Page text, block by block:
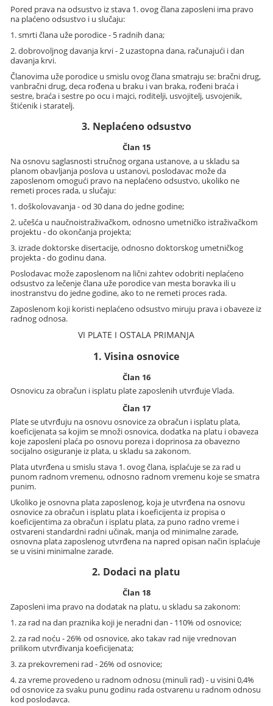
Pored prava na odsustvo iz stava 1. ovog člana zaposleni ima pravo
na plaćeno odsustvo i u slučaju:
1. smrti člana uže porodice - 5 radnih dana;
2. dobrovoljnog davanja krvi - 2 uzastopna dana, računajući i dan
davanja krvi.
Članovima uže porodice u smislu ovog člana smatraju se: bračni drug,
vanbračni drug, deca rođena u braku i van braka, rođeni braća i
sestre, braća i sestre po ocu i majci, roditelji, usvojitelj, usvojenik,
štićenik i staratelj.
3. Neplaćeno odsustvo
Član 15
Na osnovu saglasnosti stručnog organa ustanove, a u skladu sa
planom obavljanja poslova u ustanovi, poslodavac može da
zaposlenom omogući pravo na neplaćeno odsustvo, ukoliko ne
remeti proces rada, u slučaju:
1. doškolovavanja - od 30 dana do jedne godine;
2. učešća u naučnoistraživačkom, odnosno umetničko istraživačkom
projektu - do okončanja projekta;
3. izrade doktorske disertacije, odnosno doktorskog umetničkog
projekta - do godinu dana.
Poslodavac može zaposlenom na lični zahtev odobriti neplaćeno
odsustvo za lečenje člana uže porodice van mesta boravka ili u
inostranstvu do jedne godine, ako to ne remeti proces rada.
Zaposlenom koji koristi neplaćeno odsustvo miruju prava i obaveze iz
radnog odnosa.
VI PLATE I OSTALA PRIMANJA
1. Visina osnovice
Član 16
Osnovicu za obračun i isplatu plate zaposlenih utvrđuje Vlada.
Član 17
Plate se utvrđuju na osnovu osnovice za obračun i isplatu plata,
koeficijenata sa kojim se množi osnovica, dodatka na platu i obaveza
koje zaposleni plaća po osnovu poreza i doprinosa za obavezno
socijalno osiguranje iz plata, u skladu sa zakonom.
Plata utvrđena u smislu stava 1. ovog člana, isplaćuje se za rad u
punom radnom vremenu, odnosno radnom vremenu koje se smatra
punim.
Ukoliko je osnovna plata zaposlenog, koja je utvrđena na osnovu
osnovice za obračun i isplatu plata i koeficijenta iz propisa o
koeficijentima za obračun i isplatu plata, za puno radno vreme i
ostvareni standardni radni učinak, manja od minimalne zarade,
osnovna plata zaposlenog utvrđena na napred opisan način isplaćuje
se u visini minimalne zarade.
2. Dodaci na platu
Član 18
Zaposleni ima pravo na dodatak na platu, u skladu sa zakonom:
1. za rad na dan praznika koji je neradni dan - 110% od osnovice;
2. za rad noću - 26% od osnovice, ako takav rad nije vrednovan
prilikom utvrđivanja koeficijenata;
3. za prekovremeni rad - 26% od osnovice;
4. za vreme provedeno u radnom odnosu (minuli rad) - u visini 0,4%
od osnovice za svaku punu godinu rada ostvarenu u radnom odnosu
kod poslodavca.